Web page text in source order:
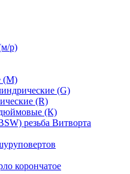
р)
(М)
(G)
(R)
(К)
резьба Витворта
корончатое